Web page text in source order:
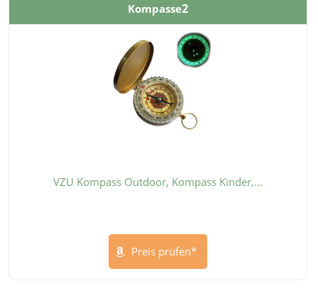
Kompasse2
VZU Kompass Outdoor, Kompass Kinder,...
Preis prüfen*